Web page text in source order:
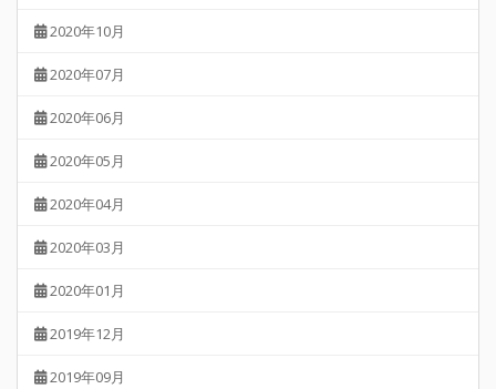
2020年10月
2020年07月
2020年06月
2020年05月
2020年04月
2020年03月
2020年01月
2019年12月
2019年09月